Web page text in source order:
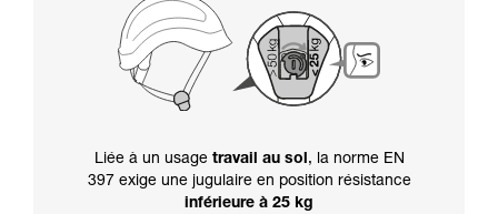
Liée à un usage travail au sol, la norme EN
397 exige une jugulaire en position résistance
inférieure à 25 kg